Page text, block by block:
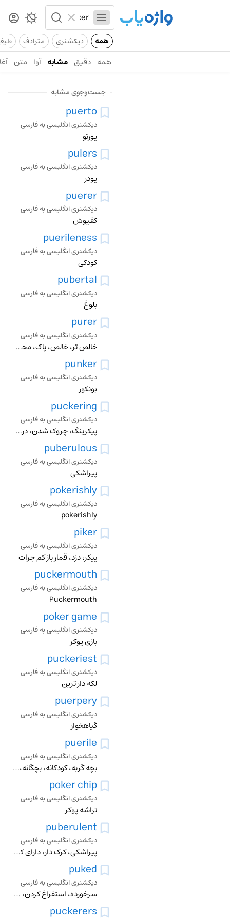
همه دیکشنری مترادف
همه دقیق مشابه آوا متن
جست‌وجوی مشابه
puerto
دیکشنری انگلیسی به فارسی
پورتو
pulers
دیکشنری انگلیسی به فارسی
پودر
puerer
دیکشنری انگلیسی به فارسی
کفپوش
puerileness
دیکشنری انگلیسی به فارسی
کودکی
pubertal
دیکشنری انگلیسی به فارسی
بلوغ
purer
دیکشنری انگلیسی به فارسی
خالص تر، خالص، پاک، محض، ناب، تمیز، اصیل، سره، منزه، بیغش، عفیف، ژاو
punker
دیکشنری انگلیسی به فارسی
بونکور
puckering
دیکشنری انگلیسی به فارسی
پیکرینگ، چروک شدن، درهم کشیدن، چروک کردن
puberulous
دیکشنری انگلیسی به فارسی
پیراشکی
pokerishly
دیکشنری انگلیسی به فارسی
pokerishly
piker
دیکشنری انگلیسی به فارسی
پیکر، دزد، قمار باز کم جرات
puckermouth
دیکشنری انگلیسی به فارسی
Puckermouth
poker game
دیکشنری انگلیسی به فارسی
بازی پوکر
puckeriest
دیکشنری انگلیسی به فارسی
لکه دار ترین
puerpery
دیکشنری انگلیسی به فارسی
گیاهخوار
puerile
دیکشنری انگلیسی به فارسی
بچه گربه، کودکانه، بچگانه، احمقانه
poker chip
دیکشنری انگلیسی به فارسی
تراشه پوکر
puberulent
دیکشنری انگلیسی به فارسی
پیراشکی، کرک دار، دارای کرک های ریز، پوشیده شده از موهای ریز
puked
دیکشنری انگلیسی به فارسی
سرخورده، استفراغ کردن، بالا آوردن
puckerers